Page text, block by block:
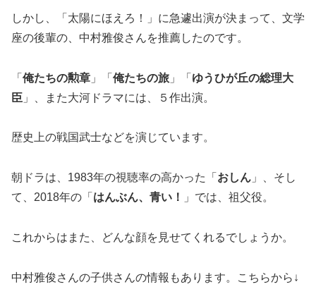
しかし、「太陽にほえろ！」に急遽出演が決まって、文学
座の後輩の、中村雅俊さんを推薦したのです。
「 俺たちの勲章 」「 俺たちの旅 」「 ゆうひが丘の総理大
臣 」、また大河ドラマには、５作出演。
歴史上の戦国武士などを演じています。
朝ドラは、1983年の視聴率の高かった「 おしん 」、そし
て、2018年の「 はんぶん、青い！ 」では、祖父役。
これからはまた、どんな顔を見せてくれるでしょうか。
中村雅俊さんの子供さんの情報もあります。こちらから↓